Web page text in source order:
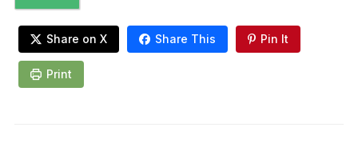
Share on X Share This Pin It
Print